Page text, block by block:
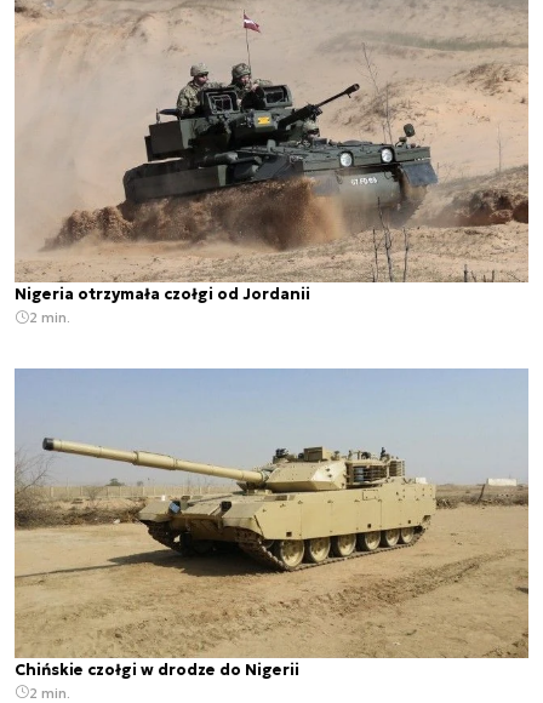
Nigeria otrzymała czołgi od Jordanii
2 min.
Chińskie czołgi w drodze do Nigerii
2 min.